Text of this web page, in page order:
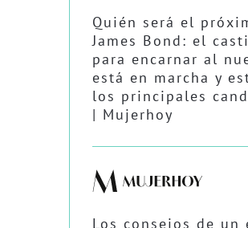
Quién será el
James Bond: el
para encarnar al
está en marcha y
los principales
| Mujerhoy
Los consejos de un